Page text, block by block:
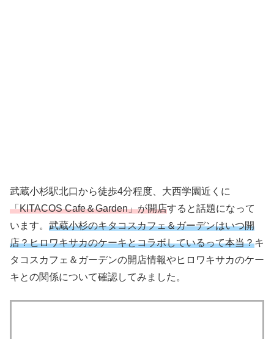
武蔵小杉駅北口から徒歩4分程度、大西学園近くに
「KITACOS Cafe＆Garden」が開店すると話題になって
います。 武蔵小杉のキタコスカフェ＆ガーデンはいつ開
店？ヒロワキサカのケーキとコラボしているって本当？キ
タコスカフェ＆ガーデンの開店情報やヒロワキサカのケー
キとの関係について確認してみました。